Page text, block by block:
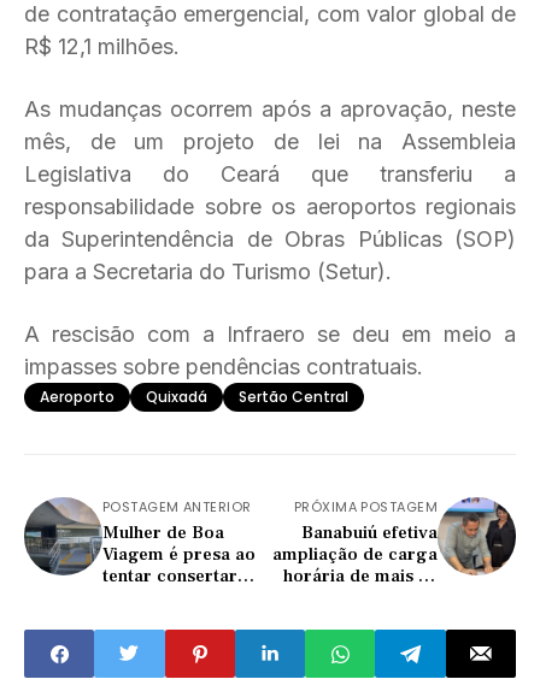
de contratação emergencial, com valor global de
R$ 12,1 milhões.
As mudanças ocorrem após a aprovação, neste
mês, de um projeto de lei na Assembleia
Legislativa do Ceará que transferiu a
responsabilidade sobre os aeroportos regionais
da Superintendência de Obras Públicas (SOP)
para a Secretaria do Turismo (Setur).
A rescisão com a Infraero se deu em meio a
impasses sobre pendências contratuais.
Aeroporto Quixadá Sertão Central
POSTAGEM ANTERIOR
Mulher de Boa
Viagem é presa ao
tentar consertar
Quixadá
PRÓXIMA POSTAGEM
Banabuiú efetiva
ampliação de carga
horária de mais 14